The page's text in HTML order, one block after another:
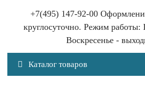
+7(495) 147-92-00
круглосуточно. Режим
Воскресенье -
Каталог товаров